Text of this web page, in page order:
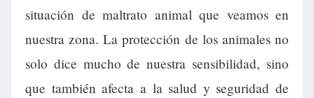
situación de maltrato animal que veamos en
nuestra zona. La protección de los animales no
solo dice mucho de nuestra sensibilidad, sino
que también afecta a la salud y seguridad de